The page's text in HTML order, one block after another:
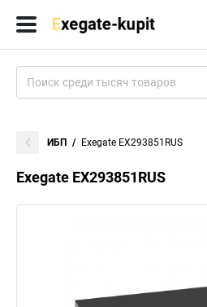
ИБП Exegate EX293851RUS
Exegate EX293851RUS